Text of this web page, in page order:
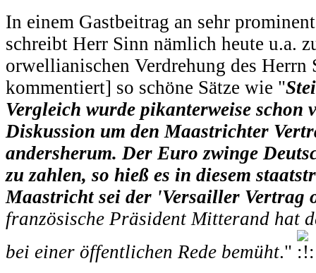
In einem Gastbeitrag an sehr
schreibt Herr Sinn nämlich heute u.a.
orwellianischen Verdrehung des Herrn
kommentiert] so schöne Sätze wie "
Vergleich wurde pikanterweise
Diskussion um den Maastrichter
andersherum. Der Euro zwinge
zu zahlen, so hieß es in diesem
Maastricht sei der 'Versailler Vertrag
französische Präsident Mitterand hat
bei einer öffentlichen Rede bemüht."